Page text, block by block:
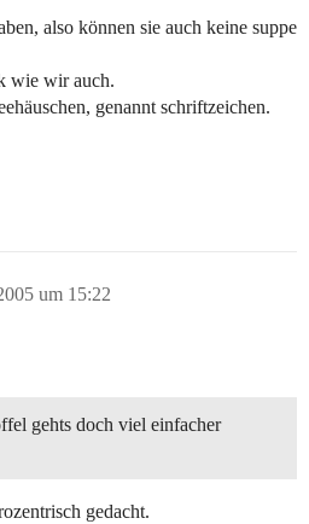
also können sie auch keine suppe
wie wir auch.
genannt schriftzeichen.
um 15:22
gehts doch viel einfacher
gedacht.